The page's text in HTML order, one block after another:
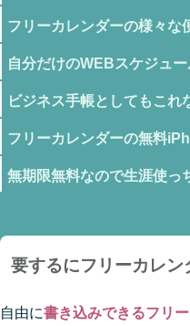
フリーカレンダーの様々な
自分だけのWEBスケジュー
ビジネス手帳としてもこれ
フリーカレンダーの無料
無期限無料なので生涯使っ
要するにフリーカレ
自由に書き込みできるフリ